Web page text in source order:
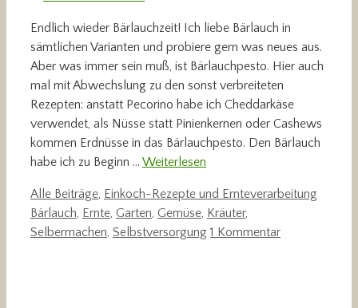
Endlich wieder Bärlauchzeit! Ich liebe Bärlauch in
sämtlichen Varianten und probiere gern was neues aus.
Aber was immer sein muß, ist Bärlauchpesto. Hier auch
mal mit Abwechslung zu den sonst verbreiteten
Rezepten: anstatt Pecorino habe ich Cheddarkäse
verwendet, als Nüsse statt Pinienkernen oder Cashews
kommen Erdnüsse in das Bärlauchpesto. Den Bärlauch
habe ich zu Beginn … Weiterlesen
Kategorien
Alle Beiträge, Einkoch-Rezepte und Ernteverarbeitung
Bärlauch, Ernte, Garten, Gemüse, Kräuter,
Selbermachen, Selbstversorgung 1 Kommentar